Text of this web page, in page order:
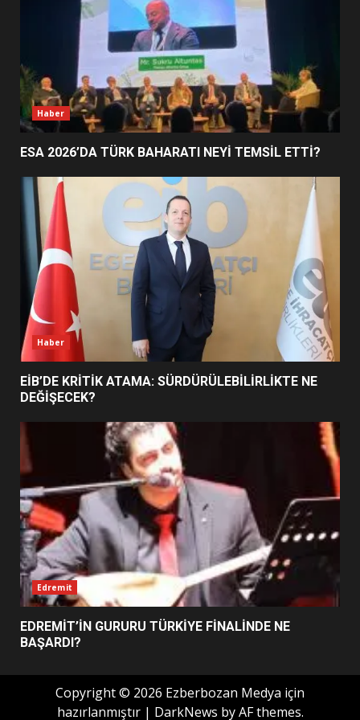
4
EDREMİT’İN GURURU TÜRKİYE
FİNALİNDE NE BAŞARDI?
5
UZATILDI: NE DEĞİŞTİ?
6
BURHANİYE SATRANÇ
TURNUVASI KAYITLARI NEYİ
DEĞİŞTİRİYOR?
BURHANİYE BELEDİYESPOR’DA
YENİ YÖNETİM NASIL
Haber
ESA 2026’DA TÜRK BAHARATI NEYİ TEMSİL ETTİ?
Haber
EİB’DE KRİTİK ATAMA: SÜRDÜRÜLEBİLİRLİKTE NE
DEĞİŞECEK?
Edremit
EDREMİT’İN GURURU TÜRKİYE FİNALİNDE NE
BAŞARDI?
Copyright © 2026 Ezberbozan Medya için
hazırlanmıştır | DarkNews by AF themes.